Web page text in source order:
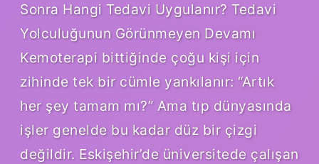
Sonra Hangi Tedavi Uygulanır? Tedavi
Yolculuğunun Görünmeyen Devamı
Kemoterapi bittiğinde çoğu kişi için
zihinde tek bir cümle yankılanır: “Artık
her şey tamam mı?” Ama tıp dünyasında
işler genelde bu kadar düz bir çizgi
değildir. Eskişehir’de üniversitede çalışan